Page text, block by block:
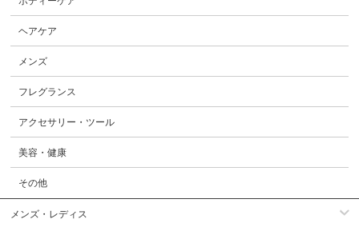
ヘアケア
メンズ
フレグランス
アクセサリー・ツール
美容・健康
その他
メンズ・レディス